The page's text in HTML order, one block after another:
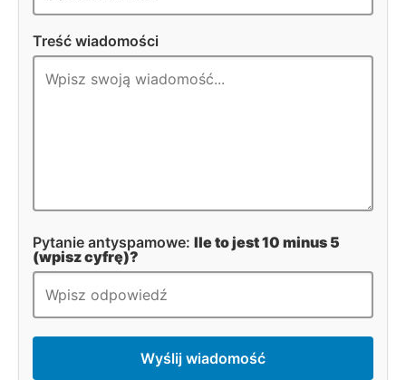
Treść wiadomości
Pytanie antyspamowe: Ile to jest 10 minus 5
(wpisz cyfrę)?
Wyślij wiadomość